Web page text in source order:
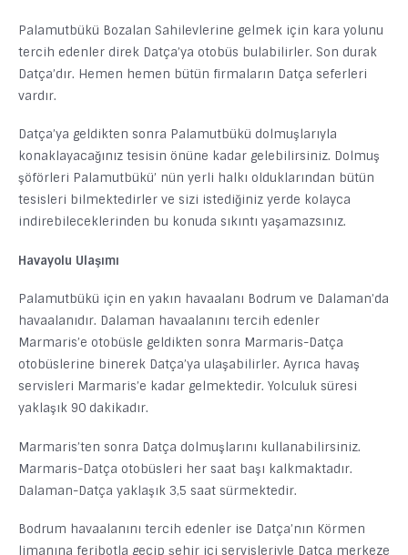
Palamutbükü Bozalan Sahilevlerine gelmek için kara yolunu
tercih edenler direk Datça’ya otobüs bulabilirler. Son durak
Datça’dır. Hemen hemen bütün firmaların Datça seferleri
vardır.
Datça’ya geldikten sonra Palamutbükü dolmuşlarıyla
konaklayacağınız tesisin önüne kadar gelebilirsiniz. Dolmuş
şöförleri Palamutbükü’ nün yerli halkı olduklarından bütün
tesisleri bilmektedirler ve sizi istediğiniz yerde kolayca
indirebileceklerinden bu konuda sıkıntı yaşamazsınız.
Havayolu Ulaşımı
Palamutbükü için en yakın havaalanı Bodrum ve Dalaman’da
havaalanıdır. Dalaman havaalanını tercih edenler
Marmaris’e otobüsle geldikten sonra Marmaris-Datça
otobüslerine binerek Datça’ya ulaşabilirler. Ayrıca havaş
servisleri Marmaris’e kadar gelmektedir. Yolculuk süresi
yaklaşık 90 dakikadır.
Marmaris’ten sonra Datça dolmuşlarını kullanabilirsiniz.
Marmaris-Datça otobüsleri her saat başı kalkmaktadır.
Dalaman-Datça yaklaşık 3,5 saat sürmektedir.
Bodrum havaalanını tercih edenler ise Datça’nın Körmen
limanına feribotla geçip şehir içi servisleriyle Datça merkeze